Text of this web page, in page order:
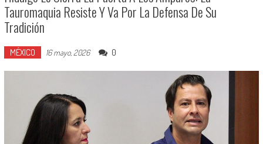
Tauromaquia Resiste Y Va Por La Defensa De Su
Tradición
MÉXICO 16 mayo, 2026 0